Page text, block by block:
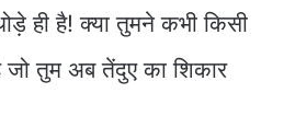
ही है! क्या तुमने कभी किसी
जो तुम अब तेंदुए का शिकार